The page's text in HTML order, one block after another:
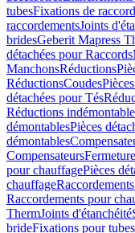
tubesFixations de
raccordementsJoints
bridesGeberit Mapress
détachées pour Raccords
ManchonsRéductions
RéductionsCoudes
détachées pour Tés
Réductions
démontablesPièces
démontables
Compensateurs
pour chauffagePièces
chauffage
Raccordements pour
ThermJoints d'étanchéité
brideFixations pour tubes